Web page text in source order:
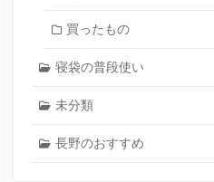
買ったもの
寝袋の普段使い
未分類
長野のおすすめ